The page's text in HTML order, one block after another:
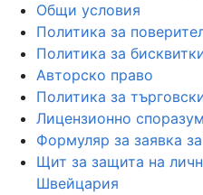
Общи условия
Политика за
Политика за
Авторско право
Политика за
Лицензионно
Формуляр за заявка
Щит за защита на
Швейцария